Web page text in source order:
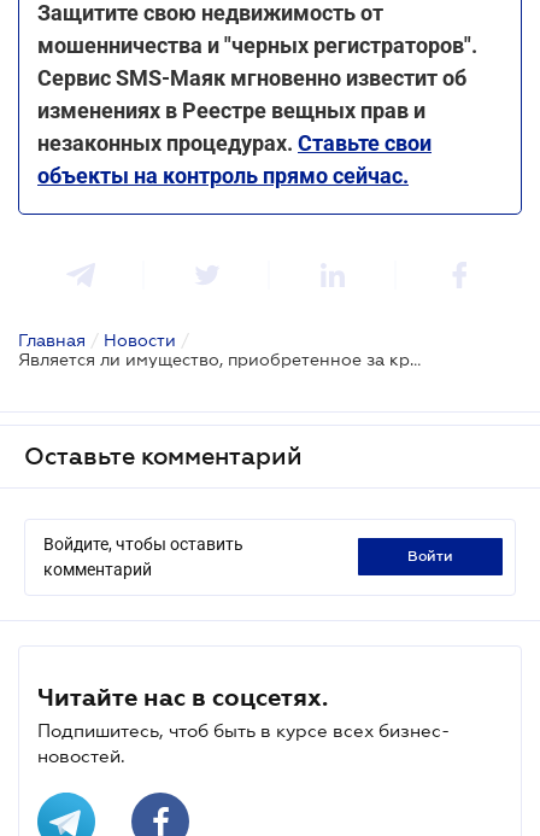
Защитите свою недвижимость от
мошенничества и "черных регистраторов".
Сервис SMS-Маяк мгновенно известит об
изменениях в Реестре вещных прав и
незаконных процедурах. Ставьте свои
объекты на контроль прямо сейчас.
Главная / Новости /
Является ли имущество, приобретенное за кредитные средства, совместным имуществом супружеской пары - позиция ВС
Оставьте комментарий
Войдите, чтобы оставить
комментарий
войти
Читайте нас в соцсетях.
Подпишитесь, чтоб быть в курсе всех бизнес-
новостей.